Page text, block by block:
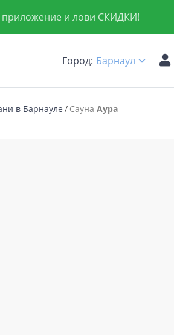
и лови СКИДКИ!
Город: Барнаул
в Барнауле Сауна Аура